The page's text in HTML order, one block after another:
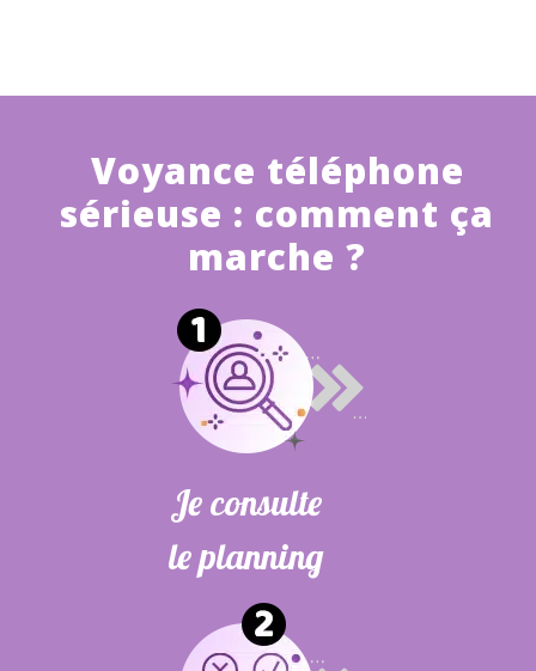
Voyance téléphone
sérieuse : comment ça
marche ?
Je consulte
le planning